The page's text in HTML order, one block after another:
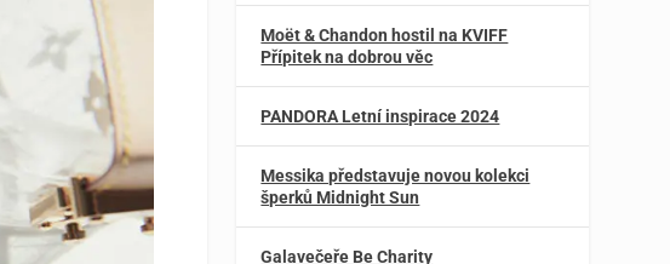
Moët & Chandon hostil na KVIFF
Přípitek na dobrou věc
PANDORA Letní inspirace 2024
Messika představuje novou kolekci
šperků Midnight Sun
Galavečeře Be Charity